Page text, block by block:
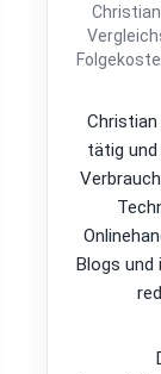
tätig
Blogs und